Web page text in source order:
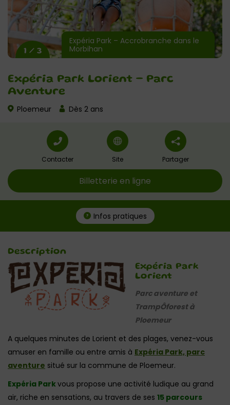
Expéria Park Lorient – Parc
Aventure
Ploemeur Dès 2 ans
Expéria Park – Accrobranche dans le
Morbihan
1 / 3
Contacter Site Partager
Billetterie en ligne
Infos pratiques
Description
Expéria Park
Lorient
Parc aventure et
TrampÔforest à
Ploemeur
A quelques minutes de Lorient et des plages, venez-vous
amuser en famille ou entre amis à Expéria Park, parc
aventure situé sur la commune de Ploemeur.
Expéria Parkvous propose une activité ludique au grand
air, riche en sensations, au travers de ses 15 parcours